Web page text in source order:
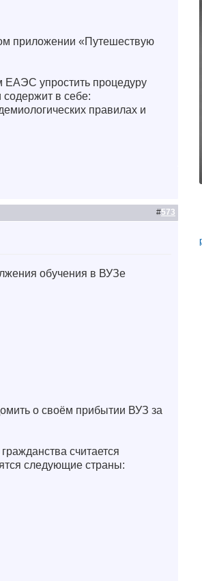
приложении «Путешествую
ЕАЭС упростить процедуру
в себе:
правилах и
#573
обучения в ВУЗе
о своём прибытии ВУЗ за
считается
следующие страны: